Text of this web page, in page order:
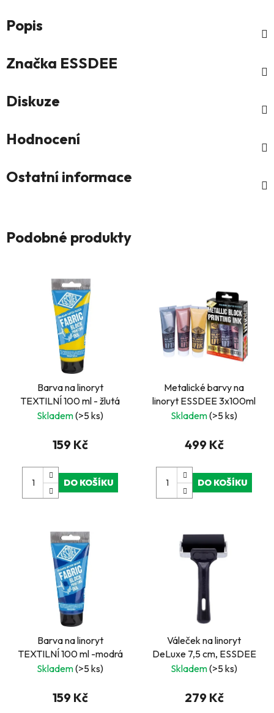
Popis
Značka ESSDEE
Diskuze
Hodnocení
Ostatní informace
Podobné produkty
Barva na linoryt
TEXTILNÍ 100 ml - žlutá
Skladem(>5 ks)
159 Kč
DO KOŠÍKU
Metalické barvy na
linoryt ESSDEE 3x100ml
Skladem(>5 ks)
499 Kč
DO KOŠÍKU
Barva na linoryt
TEXTILNÍ 100 ml -modrá
Skladem(>5 ks)
159 Kč
Váleček na linoryt
DeLuxe 7,5 cm, ESSDEE
Skladem(>5 ks)
279 Kč